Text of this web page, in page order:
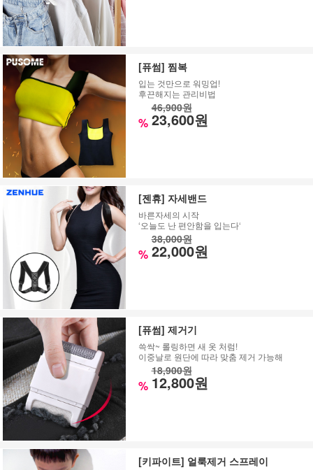
[퓨썸] 찜복
입는 것만으로 워밍업!
후끈해지는 관리비법
%
46,900원
23,600원
[젠휴] 자세밴드
바른자세의 시작
‘오늘도 난 편안함을 입는다‘
%
38,000원
22,000원
[퓨썸] 제거기
쓱싹~ 롤링하면 새 옷 처럼!
이중날로 원단에 따라 맞춤 제거 가능해
%
18,900원
12,800원
[키파이트] 얼룩제거 스프레이